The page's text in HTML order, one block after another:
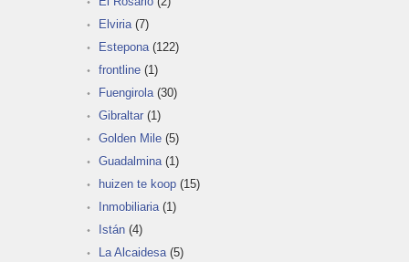
Elviria (7)
Estepona (122)
frontline (1)
Fuengirola (30)
Gibraltar (1)
Golden Mile (5)
Guadalmina (1)
huizen te koop (15)
Inmobiliaria (1)
Istán (4)
La Alcaidesa (5)